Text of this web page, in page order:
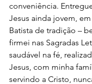
conveniência.
Jesus ainda jovem,
Batista de tradição –
firmei nas Sagradas
saudável na fé,
Jesus, com minha
servindo a Cristo,